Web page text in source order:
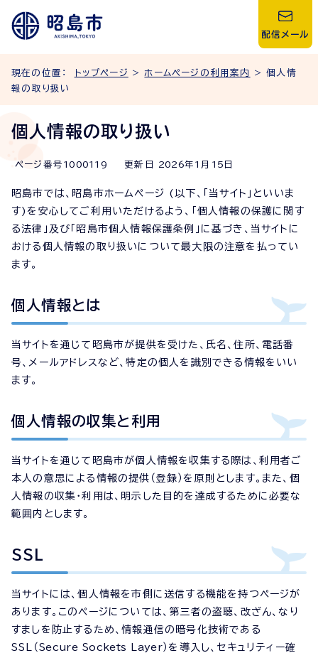
配信メール
現在の位置： トップページ > ホームページの利用案内
> 個人情
報の取り扱い
個人情報の取り扱い
ページ番号 1000119 更新日 2026年1月 15 日
昭島市では、昭島市ホームページ (以下、「当サイト」といいま
す)を安心してご利用いただけるよう、「個人情報の保護に関す
る法律」及び「昭島市個人情報保護条例」に基づき、当サイトに
おける個人情報の取り扱いについて最大限の注意を払ってい
ます。
個人情報とは
当サイトを通じて昭島市が提供を受けた、氏名、住所、電話番
号、メールアドレスなど、特定の個人を識別できる情報をいい
ます。
個人情報の収集と利用
当サイトを通じて昭島市が個人情報を収集する際は、利用者ご
本人の意思による情報の提供（登録）を原則とします。また、個
人情報の収集・利用は、明示した目的を達成するために必要な
範囲内とします。
SSL
当サイトには、個人情報を市側に送信する機能を持つページが
あります。このページについては、第三者の盗聴、改ざん、なり
すましを防止するため、情報通信の暗号化技術である
SSL（ Secure Sockets Layer）を導入し、セキュリティー確